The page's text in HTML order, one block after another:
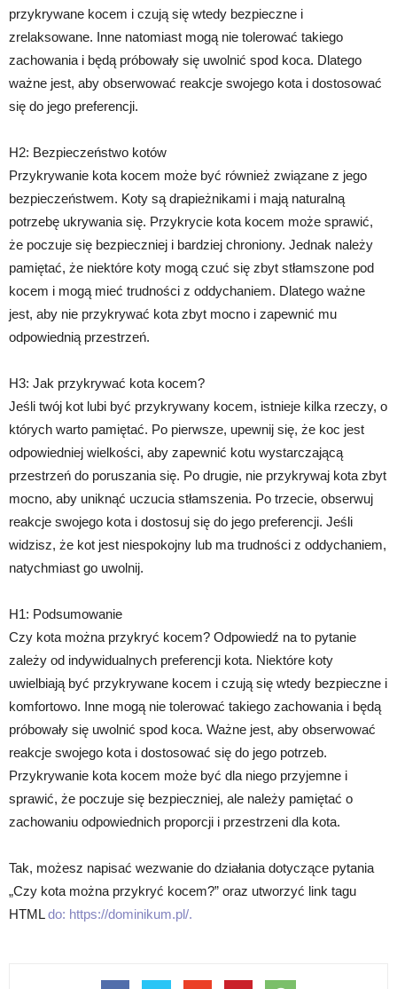
przykrywane kocem i czują się wtedy bezpieczne i
zrelaksowane. Inne natomiast mogą nie tolerować takiego
zachowania i będą próbowały się uwolnić spod koca. Dlatego
ważne jest, aby obserwować reakcje swojego kota i dostosować
się do jego preferencji.
H2: Bezpieczeństwo kotów
Przykrywanie kota kocem może być również związane z jego
bezpieczeństwem. Koty są drapieżnikami i mają naturalną
potrzebę ukrywania się. Przykrycie kota kocem może sprawić,
że poczuje się bezpieczniej i bardziej chroniony. Jednak należy
pamiętać, że niektóre koty mogą czuć się zbyt stłamszone pod
kocem i mogą mieć trudności z oddychaniem. Dlatego ważne
jest, aby nie przykrywać kota zbyt mocno i zapewnić mu
odpowiednią przestrzeń.
H3: Jak przykrywać kota kocem?
Jeśli twój kot lubi być przykrywany kocem, istnieje kilka rzeczy, o
których warto pamiętać. Po pierwsze, upewnij się, że koc jest
odpowiedniej wielkości, aby zapewnić kotu wystarczającą
przestrzeń do poruszania się. Po drugie, nie przykrywaj kota zbyt
mocno, aby uniknąć uczucia stłamszenia. Po trzecie, obserwuj
reakcje swojego kota i dostosuj się do jego preferencji. Jeśli
widzisz, że kot jest niespokojny lub ma trudności z oddychaniem,
natychmiast go uwolnij.
H1: Podsumowanie
Czy kota można przykryć kocem? Odpowiedź na to pytanie
zależy od indywidualnych preferencji kota. Niektóre koty
uwielbiają być przykrywane kocem i czują się wtedy bezpieczne i
komfortowo. Inne mogą nie tolerować takiego zachowania i będą
próbowały się uwolnić spod koca. Ważne jest, aby obserwować
reakcje swojego kota i dostosować się do jego potrzeb.
Przykrywanie kota kocem może być dla niego przyjemne i
sprawić, że poczuje się bezpieczniej, ale należy pamiętać o
zachowaniu odpowiednich proporcji i przestrzeni dla kota.
Tak, możesz napisać wezwanie do działania dotyczące pytania
„Czy kota można przykryć kocem?” oraz utworzyć link tagu
HTMLdo: https://dominikum.pl/.